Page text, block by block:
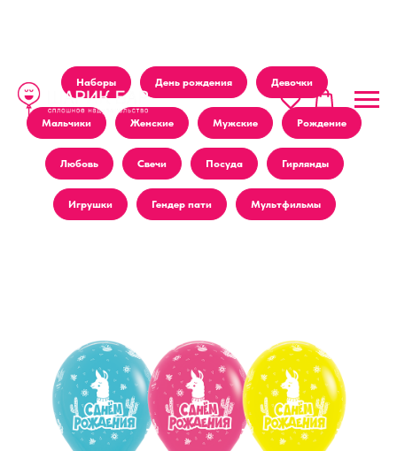
Наборы День рождения Девочки
Мальчики Женские Мужские Рождение
Любовь Свечи Посуда Гирлянды
Игрушки Гендер пати Мультфильмы